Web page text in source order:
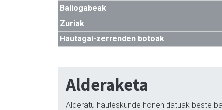
Baliogabeak
Zuriak
Hautagai-zerrenden botoak
Alderaketa
Alderatu hauteskunde honen datuak beste